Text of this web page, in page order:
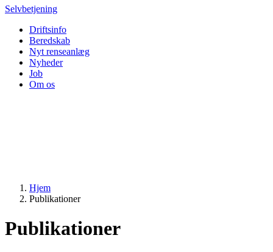
Selvbetjening
Driftsinfo
Beredskab
Nyt renseanlæg
Nyheder
Job
Om os
Hjem
Publikationer
Publikationer